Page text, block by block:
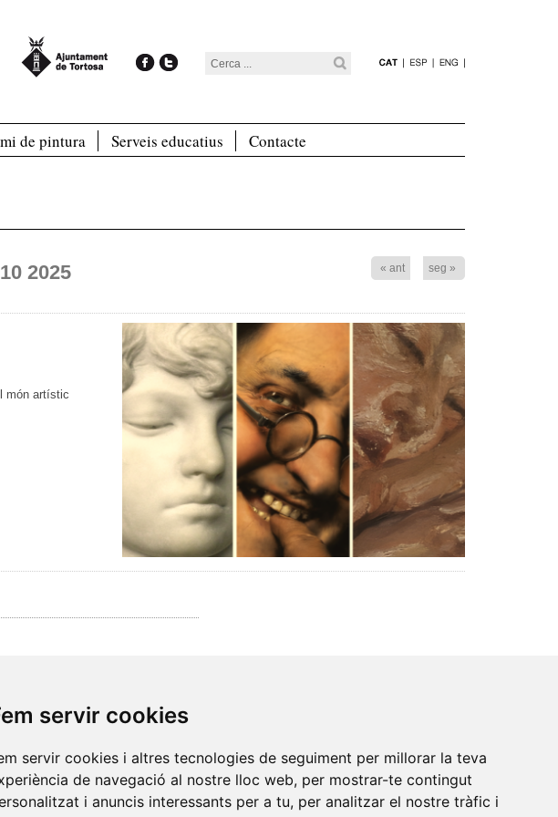
servir cookies
servir cookies i altres tecnologies de seguiment per millorar la teva
de navegació al nostre lloc web, per mostrar-te contingut
i anuncis interessants per a tu, per analitzar el nostre tràfic i
de pintura Serveis educatius Contacte
« ant
2025 seg »
món artístic